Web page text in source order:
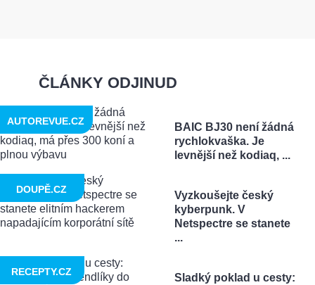
ČLÁNKY ODJINUD
BAIC BJ30 není žádná
rychlokvaška. Je
levnější než kodiaq, ...
AUTOREVUE.CZ
Vyzkoušejte český
kyberpunk. V
Netspectre se stanete
...
DOUPĚ.CZ
Sladký poklad u cesty:
RECEPTY.CZ